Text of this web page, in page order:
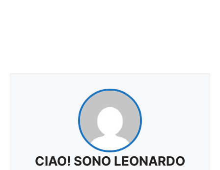
CIAO! SONO LEONARDO